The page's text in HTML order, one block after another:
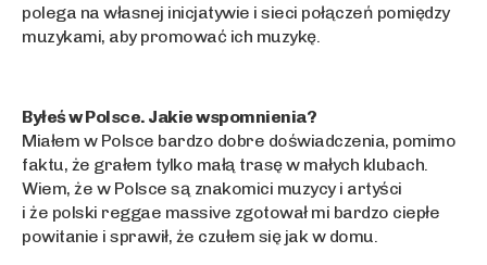
polega na własnej inicjatywie i sieci połączeń pomiędzy
muzykami, aby promować ich muzykę.
Byłeś w Polsce. Jakie wspomnienia?
Miałem w Polsce bardzo dobre doświadczenia, pomimo
faktu, że grałem tylko małą trasę w małych klubach.
Wiem, że w Polsce są znakomici muzycy i artyści
i że polski reggae massive zgotował mi bardzo ciepłe
powitanie i sprawił, że czułem się jak w domu.